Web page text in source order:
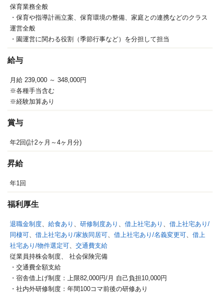
保育業務全般
・保育や指導計画立案、保育環境の整備、家庭との連携などのクラス
運営全般
・園運営に関わる役割（季節行事など）を分担して担当
給与
月給 239,000 ～ 348,000円
※各種手当含む
※経験加算あり
賞与
年2回(計2ヶ月～4ヶ月分)
昇給
年1回
福利厚生
退職金制度 給食あり 研修制度あり 借上社宅あり
借上社宅あり/
同棲可
借上社宅あり/家族同居可 借上社宅あり/名義変更可
借上
社宅あり/物件選定可
交通費支給
従業員持株会制度、
社会保険完備
・交通費全額支給
・宿舎借上げ制度：上限82,000円/月 自己負担10,000円
・社内外研修制度：年間100コマ前後の研修あり